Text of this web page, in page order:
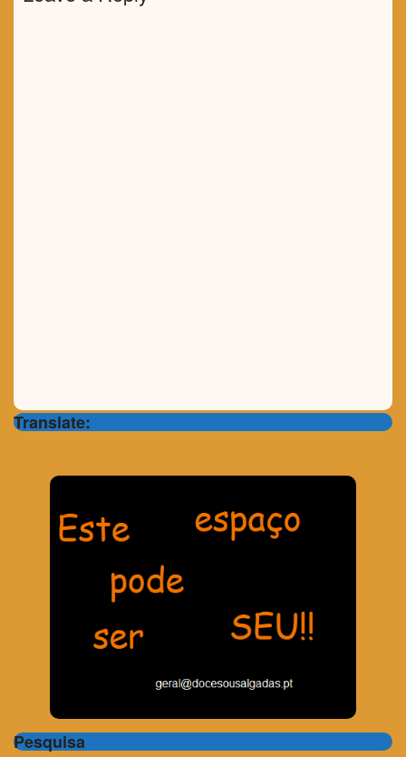
Translate:
Pesquisa